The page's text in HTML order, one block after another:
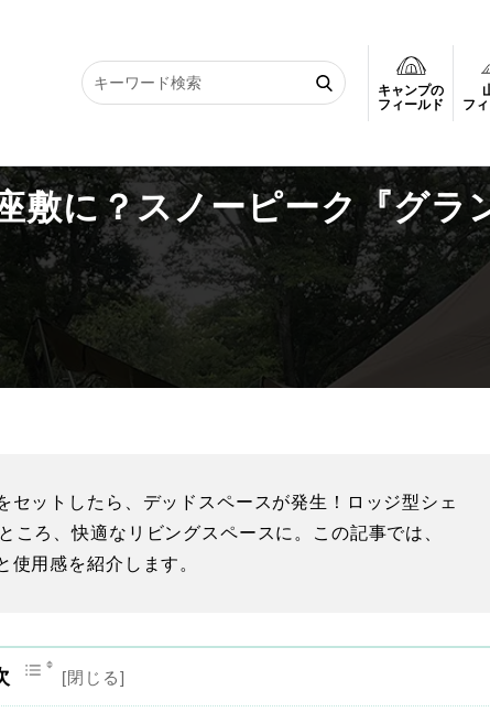
キャンプの
フィールド
フ
敷に？スノーピーク『グランベルク』活用術
敷に？スノーピーク『グラ
ットしたら、デッドスペースが発生！ロッジ型シェ
ころ、快適なリビングスペースに。この記事では、
使用感を紹介します。